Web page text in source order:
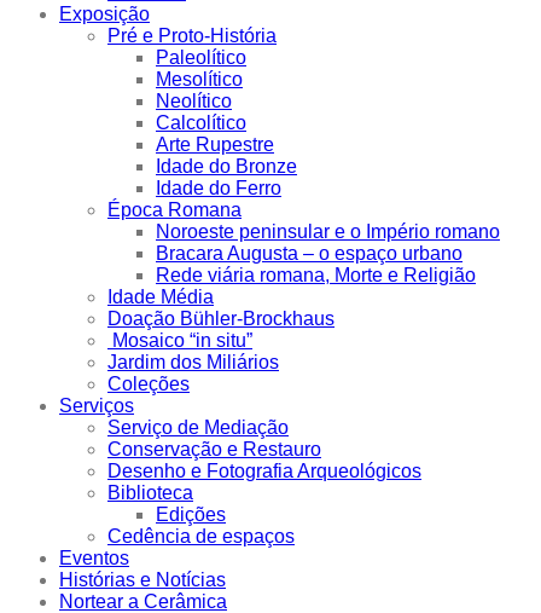
Exposição
Pré e Proto-História
Paleolítico
Mesolítico
Neolítico
Calcolítico
Arte Rupestre
Idade do Bronze
Idade do Ferro
Época Romana
Noroeste peninsular e o Império romano
Bracara Augusta – o espaço urbano
Rede viária romana, Morte e Religião
Idade Média
Doação Bühler-Brockhaus
Mosaico “in situ”
Jardim dos Miliários
Coleções
Serviços
Serviço de Mediação
Conservação e Restauro
Desenho e Fotografia Arqueológicos
Biblioteca
Edições
Cedência de espaços
Eventos
Histórias e Notícias
Nortear a Cerâmica